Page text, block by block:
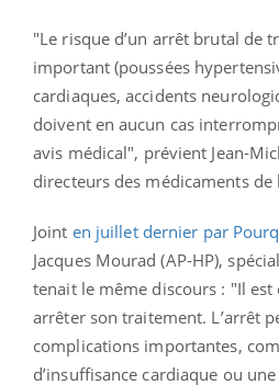
"Le risque d’un arrêt brutal de
important (poussées
cardiaques, accidents
doivent en aucun cas
avis médical", prévient Jean-
directeurs des médicaments de
Joint en juillet dernier par
Jacques Mourad (AP-HP),
tenait le même discours : "Il est
arrêter son traitement. L’arrêt
complications importantes,
d’insuffisance cardiaque ou